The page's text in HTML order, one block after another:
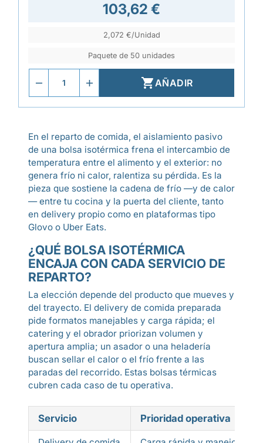
103,62 €
2,072 €/Unidad
Paquete de 50 unidades
AÑADIR
En el reparto de comida, el aislamiento pasivo
de una bolsa isotérmica frena el intercambio de
temperatura entre el alimento y el exterior: no
genera frío ni calor, ralentiza su pérdida. Es la
pieza que sostiene la cadena de frío —y de calor
— entre tu cocina y la puerta del cliente, tanto
en delivery propio como en plataformas tipo
Glovo o Uber Eats.
¿QUÉ BOLSA ISOTÉRMICA
ENCAJA CON CADA SERVICIO DE
REPARTO?
La elección depende del producto que mueves y
del trayecto. El delivery de comida preparada
pide formatos manejables y carga rápida; el
catering y el obrador priorizan volumen y
apertura amplia; un asador o una heladería
buscan sellar el calor o el frío frente a las
paradas del recorrido. Estas bolsas térmicas
cubren cada caso de tu operativa.
Servicio Prioridad operativa